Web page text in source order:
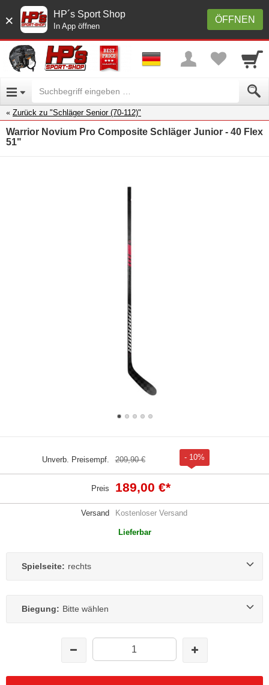
× ÖFFNEN
HP´s Sport Shop
In App öffnen
Zurück zu "Schläger Senior (70-112)"
Warrior Novium Pro Composite Schläger Junior - 40 Flex
51"
Unverb. Preisempf. 209,90 € - 10%
Preis 189,00 €*
Versand Kostenloser Versand
Lieferbar
Spielseite: rechts
Biegung: Bitte wählen